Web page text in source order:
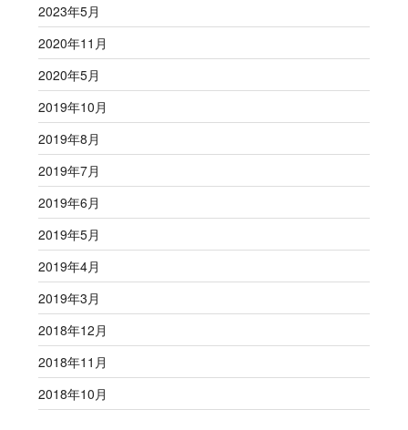
2023年5月
2020年11月
2020年5月
2019年10月
2019年8月
2019年7月
2019年6月
2019年5月
2019年4月
2019年3月
2018年12月
2018年11月
2018年10月